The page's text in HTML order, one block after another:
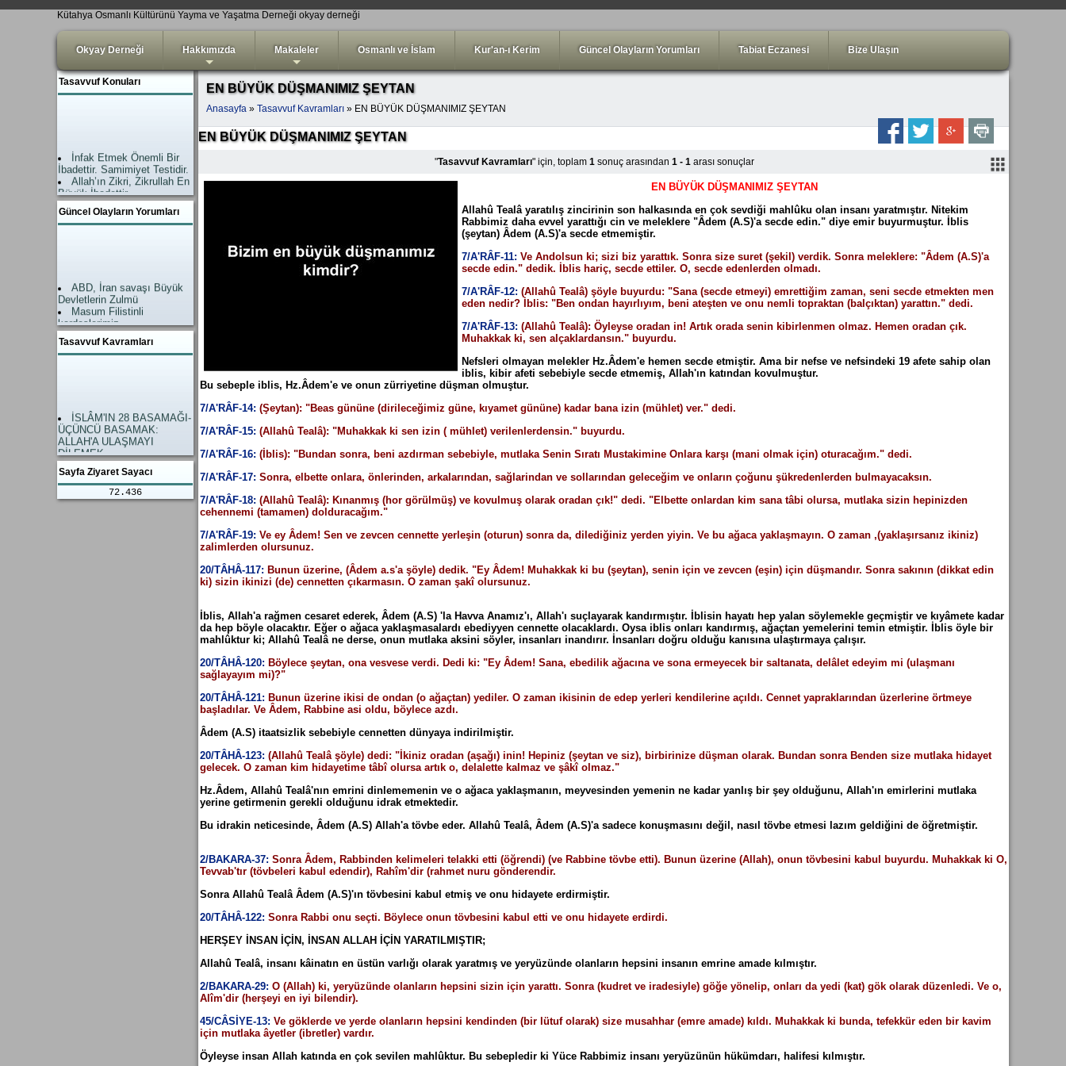
Kütahya Osmanlı Kültürünü Yayma ve Yaşatma Derneği okyay derneği
Okyay Derneği
+
Hakkımızda
+
Makaleler Osmanlı ve İslam Kur'an-ı Kerim Güncel Olayların Yorumları Tabiat Eczanesi Bize Ulaşın
EN BÜYÜK DÜŞMANIMIZ ŞEYTAN
Anasayfa » Tasavvuf Kavramları » EN BÜYÜK DÜŞMANIMIZ ŞEYTAN
EN BÜYÜK DÜŞMANIMIZ ŞEYTAN
"Tasavvuf Kavramları" için, toplam 1sonuç arasından 1 - 1arası sonuçlar
EN BÜYÜK DÜŞMANIMIZ ŞEYTAN
Allahû Tealâ yaratılış zincirinin son halkasında en çok sevdiği mahlûku olan insanı yaratmıştır. Nitekim
Rabbimiz daha evvel yarattığı cin ve meleklere "Âdem (A.S)'a secde edin." diye emir buyurmuştur. İblis
(şeytan) Âdem (A.S)'a secde etmemiştir.
7/A'RÂF-11: Ve Andolsun ki; sizi biz yarattık. Sonra size suret (şekil) verdik. Sonra meleklere: "Âdem (A.S)'a
secde edin." dedik. İblis hariç, secde ettiler. O, secde edenlerden olmadı.
7/A'RÂF-12: (Allahû Tealâ) şöyle buyurdu: "Sana (secde etmeyi) emrettiğim zaman, seni secde etmekten men
eden nedir? İblis: "Ben ondan hayırlıyım, beni ateşten ve onu nemli topraktan (balçıktan) yarattın." dedi.
7/A'RÂF-13: (Allahû Tealâ): Öyleyse oradan in! Artık orada senin kibirlenmen olmaz. Hemen oradan çık.
Muhakkak ki, sen alçaklardansın." buyurdu.
Nefsleri olmayan melekler Hz.Âdem'e hemen secde etmiştir. Ama bir nefse ve nefsindeki 19 afete sahip olan
iblis, kibir afeti sebebiyle secde etmemiş, Allah'ın katından kovulmuştur.
Bu sebeple iblis, Hz.Âdem'e ve onun zürriyetine düşman olmuştur.
7/A'RÂF-14: (Şeytan): "Beas gününe (dirileceğimiz güne, kıyamet gününe) kadar bana izin (mühlet) ver." dedi.
7/A'RÂF-15: (Allahû Tealâ): "Muhakkak ki sen izin ( mühlet) verilenlerdensin." buyurdu.
7/A'RÂF-16: (İblis): "Bundan sonra, beni azdırman sebebiyle, mutlaka Senin Sıratı Mustakimine Onlara karşı (mani olmak için) oturacağım." dedi.
7/A'RÂF-17: Sonra, elbette onlara, önlerinden, arkalarından, sağlarindan ve sollarından geleceğim ve onların çoğunu şükredenlerden bulmayacaksın.
7/A'RÂF-18: (Allahû Tealâ): Kınanmış (hor görülmüş) ve kovulmuş olarak oradan çık!" dedi. "Elbette onlardan kim sana tâbi olursa, mutlaka sizin hepinizden
cehennemi (tamamen) dolduracağım."
7/A'RÂF-19: Ve ey Âdem! Sen ve zevcen cennette yerleşin (oturun) sonra da, dilediğiniz yerden yiyin. Ve bu ağaca yaklaşmayın. O zaman ,(yaklaşırsanız ikiniz)
zalimlerden olursunuz.
20/TÂHÂ-117: Bunun üzerine, (Âdem a.s'a şöyle) dedik. "Ey Âdem! Muhakkak ki bu (şeytan), senin için ve zevcen (eşin) için düşmandır. Sonra sakının (dikkat edin
ki) sizin ikinizi (de) cennetten çıkarmasın. O zaman şakî olursunuz.
İblis, Allah'a rağmen cesaret ederek, Âdem (A.S) 'la Havva Anamız'ı, Allah'ı suçlayarak kandırmıştır. İblisin hayatı hep yalan söylemekle geçmiştir ve kıyâmete kadar
da hep böyle olacaktır. Eğer o ağaca yaklaşmasalardı ebediyyen cennette olacaklardı. Oysa iblis onları kandırmış, ağaçtan yemelerini temin etmiştir. İblis öyle bir
mahlûktur ki; Allahû Tealâ ne derse, onun mutlaka aksini söyler, insanları inandırır. İnsanları doğru olduğu kanısına ulaştırmaya çalışır.
20/TÂHÂ-120: Böylece şeytan, ona vesvese verdi. Dedi ki: "Ey Âdem! Sana, ebedilik ağacına ve sona ermeyecek bir saltanata, delâlet edeyim mi (ulaşmanı
sağlayayım mi)?"
20/TÂHÂ-121: Bunun üzerine ikisi de ondan (o ağaçtan) yediler. O zaman ikisinin de edep yerleri kendilerine açıldı. Cennet yapraklarından üzerlerine örtmeye
başladılar. Ve Âdem, Rabbine asi oldu, böylece azdı.
Âdem (A.S) itaatsizlik sebebiyle cennetten dünyaya indirilmiştir.
20/TÂHÂ-123: (Allahû Tealâ şöyle) dedi: "İkiniz oradan (aşağı) inin! Hepiniz (şeytan ve siz), birbirinize düşman olarak. Bundan sonra Benden size mutlaka hidayet
gelecek. O zaman kim hidayetime tâbî olursa artık o, delalette kalmaz ve şâkî olmaz."
Hz.Âdem, Allahû Tealâ'nın emrini dinlememenin ve o ağaca yaklaşmanın, meyvesinden yemenin ne kadar yanlış bir şey olduğunu, Allah'ın emirlerini mutlaka
yerine getirmenin gerekli olduğunu idrak etmektedir.
Bu idrakin neticesinde, Âdem (A.S) Allah'a tövbe eder. Allahû Tealâ, Âdem (A.S)'a sadece konuşmasını değil, nasıl tövbe etmesi lazım geldiğini de öğretmiştir.
2/BAKARA-37: Sonra Âdem, Rabbinden kelimeleri telakki etti (öğrendi) (ve Rabbine tövbe etti). Bunun üzerine (Allah), onun tövbesini kabul buyurdu. Muhakkak ki O,
Tevvab'tır (tövbeleri kabul edendir), Rahîm'dir (rahmet nuru gönderendir.
Sonra Allahû Tealâ Âdem (A.S)'ın tövbesini kabul etmiş ve onu hidayete erdirmiştir.
20/TÂHÂ-122: Sonra Rabbi onu seçti. Böylece onun tövbesini kabul etti ve onu hidayete erdirdi.
HERŞEY İNSAN İÇİN, İNSAN ALLAH İÇİN YARATILMIŞTIR;
Allahû Tealâ, insanı kâinatın en üstün varlığı olarak yaratmış ve yeryüzünde olanların hepsini insanın emrine amade kılmıştır.
2/BAKARA-29: O (Allah) ki, yeryüzünde olanların hepsini sizin için yarattı. Sonra (kudret ve iradesiyle) göğe yönelip, onları da yedi (kat) gök olarak düzenledi. Ve o,
Alîm'dir (herşeyi en iyi bilendir).
45/CÂSİYE-13: Ve göklerde ve yerde olanların hepsini kendinden (bir lütuf olarak) size musahhar (emre amade) kıldı. Muhakkak ki bunda, tefekkür eden bir kavim
için mutlaka âyetler (ibretler) vardır.
Öyleyse insan Allah katında en çok sevilen mahlûktur. Bu sebepledir ki Yüce Rabbimiz insanı yeryüzünün hükümdarı, halifesi kılmıştır.
Tasavvuf Konuları
İnfak Etmek Önemli Bir
İbadettir. Samimiyet Testidir.
Allah’ın Zikri, Zikrullah En
Büyük İbadettir.
İslam’da Şefaat Ahirette
değil, Dünyadadır.
Amel-i Salih (Nefis
Hayat devam ediyor.
Allahsız Mutluluk
Mümkün Değildir
ZİKİR EN BÜYÜK
İBADETTTİR
“Takva” Kavramı ne
anlama geliyor. Allâh’a Yakin
Güncel Olayların Yorumları
ABD, İran savaşı Büyük
Devletlerin Zulmü
Masum Filistinli
kardeşlerimiz
Allah Yardımı geldi.
Zalimler neye uğradıkları
şaşırdı.
Kuzay Atlantik İttifakı
NATO sallanımıyor.
Savaş Hukuku diye bir
şey kalmadı. Yahudileri
Ülkelerinden Kovan
Avrupalılar Haklı imiş.
Türk ve İslam
Düşmanlarının Fitnelerine
Tasavvuf Kavramları
İSLÂM'IN 28 BASAMAĞI-
ÜÇÜNCÜ BASAMAK:
ALLAH'A ULAŞMAYI
DİLEMEK
İSLÂM'IN 28 BASAMAĞI
- İKİNCİ BASAMAK:
OLAYLARIN
DEGERLENDİRİLMESİ
Sayfa Ziyaret Sayacı
72.436